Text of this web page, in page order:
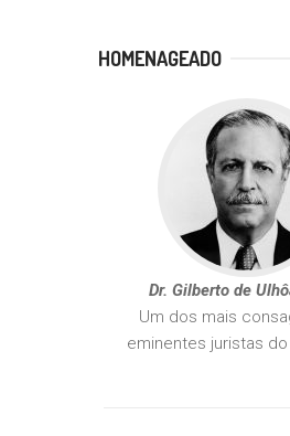
HOMENAGEADO
Dr. Gilberto de
Um dos mais
eminentes juristas